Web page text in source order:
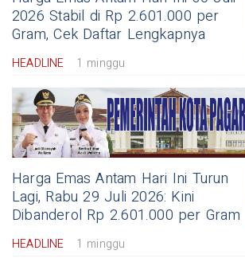
2026 Stabil di Rp 2.601.000 per
Gram, Cek Daftar Lengkapnya
HEADLINE 1 minggu
Harga Emas Antam Hari Ini Turun
Lagi, Rabu 29 Juli 2026: Kini
Dibanderol Rp 2.601.000 per Gram
HEADLINE 1 minggu